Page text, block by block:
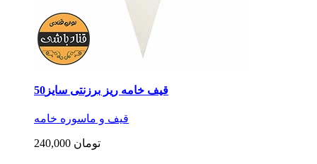
قیف خامه ریز برزنتی سایز50
قیف و ماسوره خامه
240,000 تومان